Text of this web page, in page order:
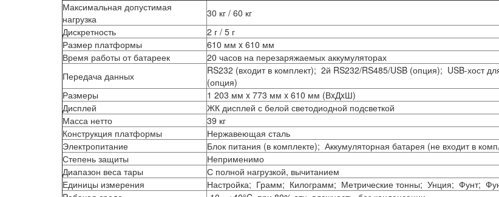
Максимальная допустимая
нагрузка
30 кг / 60 кг
Дискретность
2 г / 5 г
Размер платформы
610 мм x 610 мм
Время работы от батареек
20 часов на перезаряжаемых аккумуляторах
Передача данных
RS232 (входит в комплект); 2й RS232/RS485/USB (опция); USB-
(опция)
Размеры
1 203 мм x 773 мм x 610 мм (ВxДxШ)
Дисплей
ЖК дисплей с белой светодиодной подсветкой
Масса нетто
39 кг
Конструкция платформы
Нержавеющая сталь
Электропитание
Блок питания (в комплекте); Аккумуляторная батарея (не входит в
Степень защиты
Неприменимо
Диапазон веса тары
С полной нагрузкой, вычитанием
Единицы измерения
Настройка; Грамм; Килограмм; Метрические тонны; Унция; Фунт;